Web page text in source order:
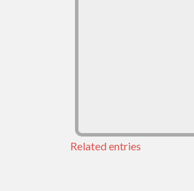
Related entries